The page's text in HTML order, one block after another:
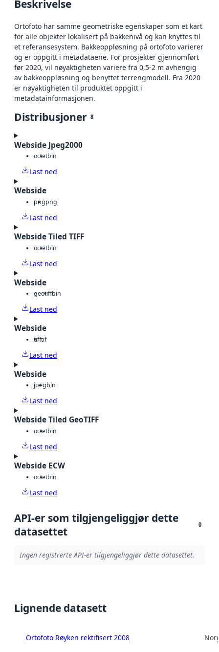
Beskrivelse
Ortofoto har samme geometriske egenskaper som et kart
for alle objekter lokalisert på bakkenivå og kan knyttes til
et referansesystem. Bakkeoppløsning på ortofoto varierer
og er oppgitt i metadataene. For prosjekter gjennomført
før 2020, vil nøyaktigheten variere fra 0,5-2 m avhengig
av bakkeoppløsning og benyttet terrengmodell. Fra 2020
er nøyaktigheten til produktet oppgitt i
metadatainformasjonen.
Distribusjoner 8
Webside Jpeg2000
octetbin
Last ned
Webside
pngpng
Last ned
Webside Tiled TIFF
octetbin
Last ned
Webside
geotiffbin
Last ned
Webside
tifftif
Last ned
Webside
jpegbin
Last ned
Webside Tiled GeoTIFF
octetbin
Last ned
Webside ECW
octetbin
Last ned
API-er som tilgjengeliggjør dette
datasettet
0
Ingen registrerte API-er tilgjengeliggjør dette datasettet.
Lignende datasett
Ortofoto Røyken rektifisert 2008